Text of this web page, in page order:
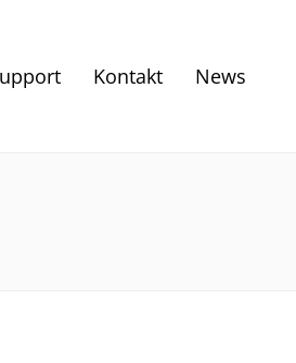
Kontakt News